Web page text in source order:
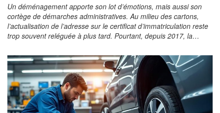
Un déménagement apporte son lot d’émotions, mais aussi son
cortège de démarches administratives. Au milieu des cartons,
l’actualisation de l’adresse sur le certificat d’immatriculation reste
trop souvent reléguée à plus tard. Pourtant, depuis 2017, la…